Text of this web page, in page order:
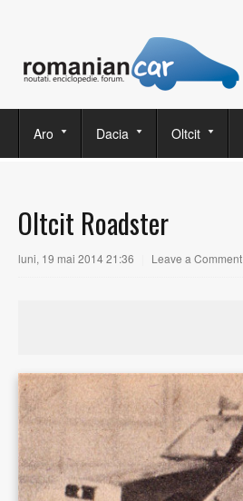
Aro Dacia Oltcit
Oltcit Roadster
luni, 19 mai 2014 21:36 Leave a Comment